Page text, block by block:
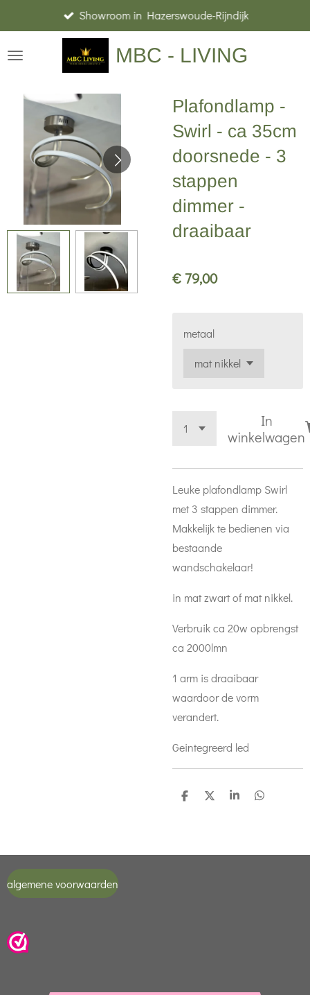
direct
naar
hoofdinhoud
MBC - LIVING
Showroom in Hazerswoude-Rijndijk
Plafondlamp -
Swirl - ca 35cm
doorsnede - 3
stappen
dimmer -
draaibaar
€ 79,00
metaal
In
winkelwagen
Leuke plafondlamp Swirl
met 3 stappen dimmer.
Makkelijk te bedienen via
bestaande
wandschakelaar!
in mat zwart of mat nikkel.
Verbruik ca 20w opbrengst
ca 2000lmn
1 arm is draaibaar
waardoor de vorm
verandert.
Geintegreerd led
D
D
S
D
algemene voorwaarden